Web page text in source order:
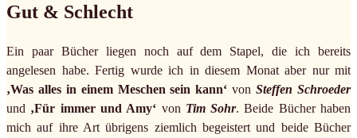
Gut & Schlecht
Ein paar Bücher liegen noch auf dem Stapel, die ich bereits
angelesen habe. Fertig wurde ich in diesem Monat aber nur mit
‚Was alles in einem Meschen sein kann‘ vonSteffen Schroeder
und ‚Für immer und Amy‘ von Tim Sohr. Beide Bücher haben
mich auf ihre Art übrigens ziemlich begeistert und beide Bücher